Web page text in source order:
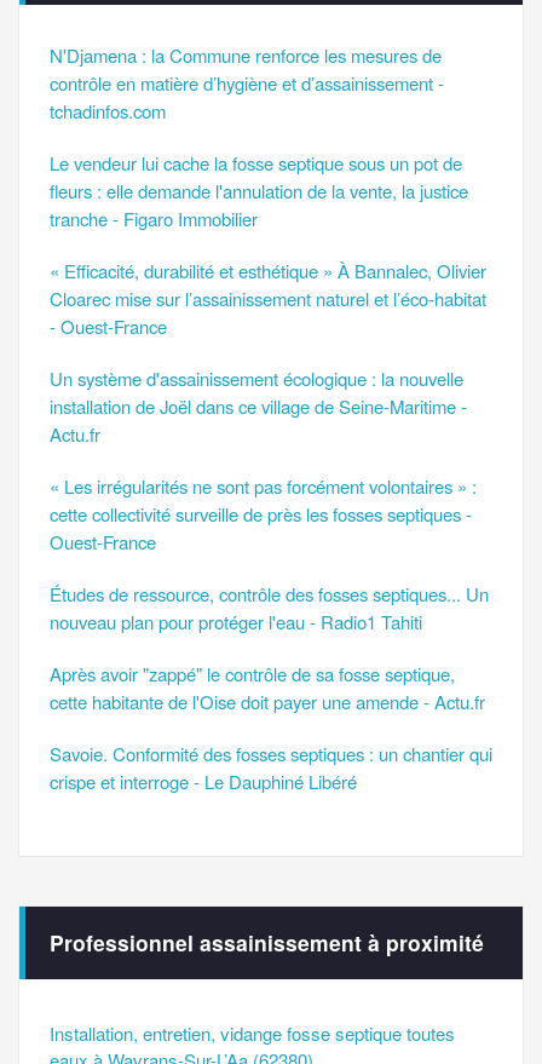
N'Djamena : la Commune renforce les mesures de
contrôle en matière d’hygiène et d’assainissement -
tchadinfos.com
Le vendeur lui cache la fosse septique sous un pot de
fleurs : elle demande l'annulation de la vente, la justice
tranche - Figaro Immobilier
« Efficacité, durabilité et esthétique » À Bannalec, Olivier
Cloarec mise sur l’assainissement naturel et l’éco-habitat
- Ouest-France
Un système d'assainissement écologique : la nouvelle
installation de Joël dans ce village de Seine-Maritime -
Actu.fr
« Les irrégularités ne sont pas forcément volontaires » :
cette collectivité surveille de près les fosses septiques -
Ouest-France
Études de ressource, contrôle des fosses septiques... Un
nouveau plan pour protéger l'eau - Radio1 Tahiti
Après avoir "zappé" le contrôle de sa fosse septique,
cette habitante de l'Oise doit payer une amende - Actu.fr
Savoie. Conformité des fosses septiques : un chantier qui
crispe et interroge - Le Dauphiné Libéré
Professionnel assainissement à proximité
Installation, entretien, vidange fosse septique toutes